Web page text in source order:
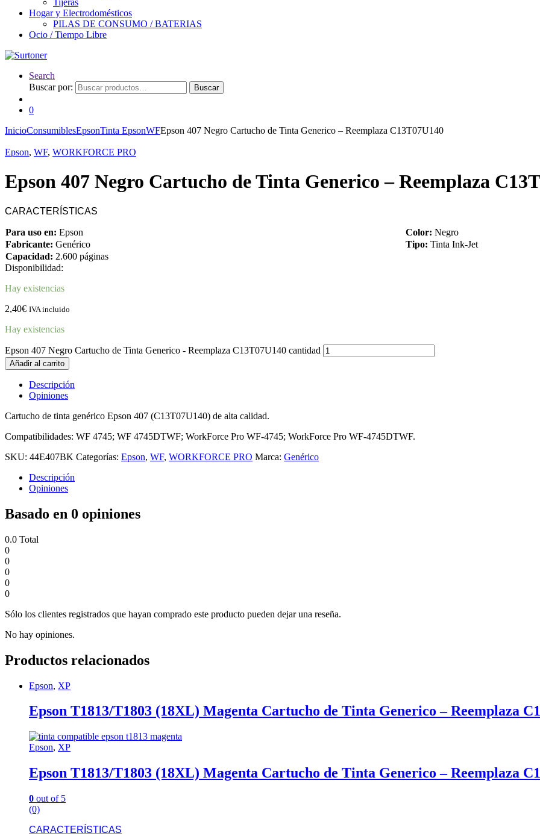
Tijeras
Hogar y Electrodomésticos
PILAS DE CONSUMO / BATERIAS
Ocio / Tiempo Libre
Search
Buscar por:
Buscar
0
InicioConsumiblesEpsonTinta EpsonWFEpson 407 Negro Cartucho de Tinta Generico – Reemplaza C13T07U140
Epson, WF, WORKFORCE PRO
Epson 407 Negro Cartucho de Tinta Generico – Reemplaza
CARACTERÍSTICAS
Para uso en: Epson Color: Negro
Fabricante: Genérico Tipo: Tinta Ink-Jet
Capacidad: 2.600 páginas
Disponibilidad:
Hay existencias
2,40€ IVA incluido
Hay existencias
Epson 407 Negro Cartucho de Tinta Generico - Reemplaza C13T07U140 cantidad
Añadir al carrito
Descripción
Opiniones
Cartucho de tinta genérico Epson 407 (C13T07U140) de alta calidad.
Compatibilidades: WF 4745; WF 4745DTWF; WorkForce Pro WF-4745; WorkForce Pro WF-4745DTWF.
SKU: 44E407BK Categorías: Epson, WF, WORKFORCE PRO Marca: Genérico
Descripción
Opiniones
Basado en 0 opiniones
0.0 Total
0
0
0
0
0
Sólo los clientes registrados que hayan comprado este producto pueden dejar una reseña.
No hay opiniones.
Productos relacionados
Epson, XP
Epson T1813/T1803 (18XL) Magenta Cartucho de Tinta Generico – Reemplaza
Epson, XP
Epson T1813/T1803 (18XL) Magenta Cartucho de Tinta Generico – Reemplaza
0 out of 5
(0)
CARACTERÍSTICAS